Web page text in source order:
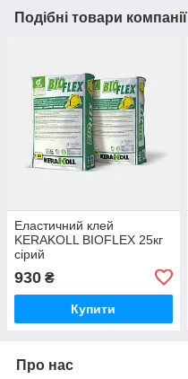
Подібні товари компанії
Еластичний клей
KERAKOLL BIOFLEX 25кг
сірий
930 ₴
Купити
Про нас